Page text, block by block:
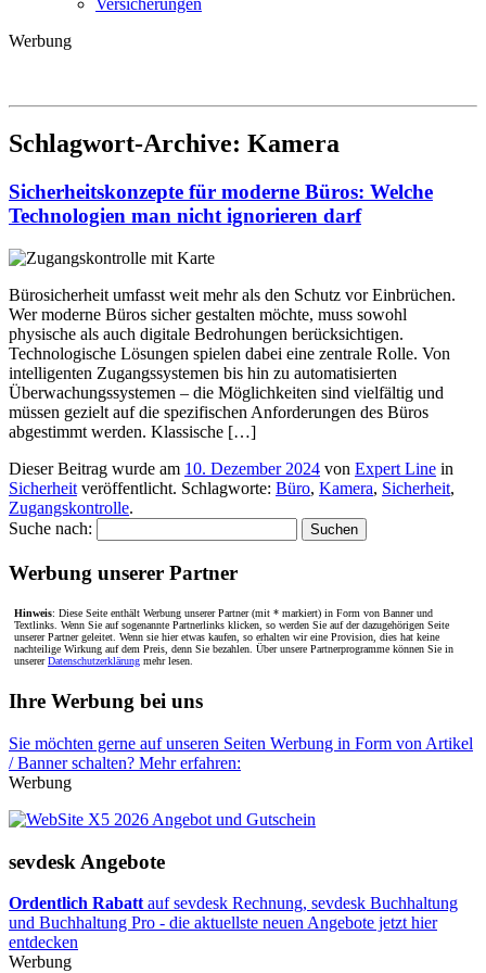
Versicherungen
Werbung
Schlagwort-Archive: Kamera
Sicherheitskonzepte für moderne Büros: Welche
Technologien man nicht ignorieren darf
Bürosicherheit umfasst weit mehr als den Schutz vor Einbrüchen.
Wer moderne Büros sicher gestalten möchte, muss sowohl
physische als auch digitale Bedrohungen berücksichtigen.
Technologische Lösungen spielen dabei eine zentrale Rolle. Von
intelligenten Zugangssystemen bis hin zu automatisierten
Überwachungssystemen – die Möglichkeiten sind vielfältig und
müssen gezielt auf die spezifischen Anforderungen des Büros
abgestimmt werden. Klassische […]
Dieser Beitrag wurde am 10. Dezember 2024 von Expert Line in
Sicherheit veröffentlicht. Schlagworte: Büro, Kamera, Sicherheit,
Zugangskontrolle.
Suche nach:
Werbung unserer Partner
Hinweis: Diese Seite enthält Werbung unserer Partner (mit * markiert) in Form von Banner und
Textlinks. Wenn Sie auf sogenannte Partnerlinks klicken, so werden Sie auf der dazugehörigen Seite
unserer Partner geleitet. Wenn sie hier etwas kaufen, so erhalten wir eine Provision, dies hat keine
nachteilige Wirkung auf dem Preis, denn Sie bezahlen. Über unsere Partnerprogramme können Sie in
unsererDatenschutzerklärung mehr lesen.
Ihre Werbung bei uns
Sie möchten gerne auf unseren Seiten Werbung in Form von Artikel
/ Banner schalten? Mehr erfahren:
Werbung
sevdesk Angebote
Ordentlich Rabatt auf sevdesk Rechnung, sevdesk Buchhaltung
und Buchhaltung Pro - die aktuellste neuen Angebote jetzt hier
entdecken
Werbung